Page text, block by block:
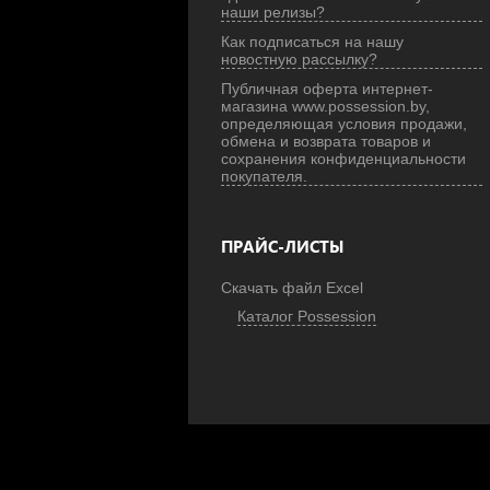
наши релизы?
Как подписаться на нашу
новостную рассылку?
Публичная оферта интернет-
магазина www.possession.by,
определяющая условия продажи,
обмена и возврата товаров и
сохранения конфиденциальности
покупателя.
ПРАЙС-ЛИСТЫ
Скачать файл Excel
Каталог Possession